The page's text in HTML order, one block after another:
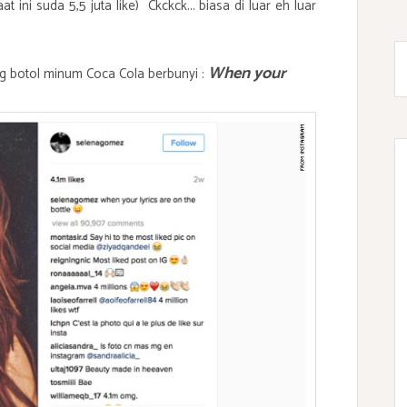
ini suda 5,5 juta like) Ckckck... biasa di luar eh luar
botol minum Coca Cola berbunyi : When your